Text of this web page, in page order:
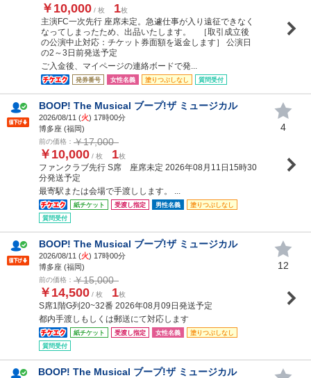
￥10,000 / 枚 1枚
主演FC一次先行 座席未定。急遽仕事が入り遠征できなく
なってしまったため、出品いたします。 ［取引成立後
の公演中止対応：チケット券面額を返金します］ 公演日
の2～3日前発送予定
ご入金後、マイページの連絡ボードで発...
発券番号 女性名義 塗りつぶしなし 質問受付
BOOP! The Musical ブープ!ザ ミュージカル
2026/08/11 (火) 17時00分
博多座 (福岡)
前の価格： ￥17,000
￥10,000 / 枚 1枚
ファンクラブ先行 S席 座席未定 2026年08月11日15時30
分発送予定
最寄駅または会場で手渡しします。 ...
紙チケット 受渡し指定 男性名義
塗りつぶしなし
質問受付
4
BOOP! The Musical ブープ!ザ ミュージカル
2026/08/11 (火) 17時00分
博多座 (福岡)
前の価格： ￥15,000
￥14,500 / 枚 1枚
S席1階G列20~32番 2026年08月09日発送予定
都内手渡しもしくは郵送にて対応します
紙チケット 受渡し指定 女性名義
塗りつぶしなし
質問受付
12
BOOP! The Musical ブープ!ザ ミュージカル